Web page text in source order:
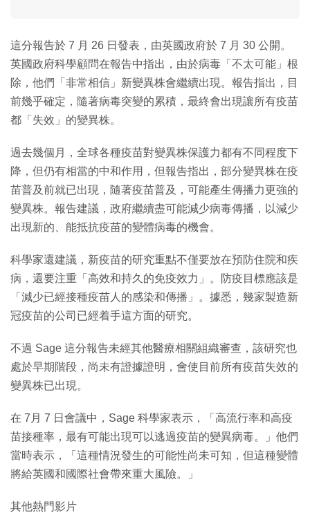
這分報告於 7 月 26 日發表，由英國政府於 7 月 30 公開。
英國政府科學顧問在報告中指出，由於病毒「不太可能」根
除，他們「非常相信」新變異株會繼續出現。報告指出，目
前幾乎確定，隨著病毒突變的累積，最終會出現讓所有疫苗
都「失效」的變異株。
過去幾個月，全球各種疫苗對變異株保護力都有不同程度下
降，但仍有相當的中和作用，但報告指出，部分變異株在疫
苗普及前就已出現，隨著疫苗普及，可能產生傳播力更強的
變異株。報告建議，政府繼續盡可能減少病毒傳播，以減少
出現新的、能抵抗疫苗的變體病毒的機會。
科學家還建議，新疫苗的研究重點不僅要放在預防住院和疾
病，還要注重「高效和持久的免疫效力」。防疫目標應該是
「減少已經接種疫苗人的感染和傳播」。據悉，幾家製造新
冠疫苗的公司已經着手這方面的研究。
不過 Sage 這分報告未經其他醫療相關組織審查，該研究也
處於早期階段，尚未有證據證明，會使目前所有疫苗失效的
變異株已出現。
在 7月 7 日會議中，Sage 科學家表示，「高流行率和高疫
苗接種率，最有可能出現可以逃過疫苗的變異病毒。」他們
當時表示，「這種情況發生的可能性尚未可知，但這種變體
將給英國和國際社會帶來重大風險。」
其他熱門影片